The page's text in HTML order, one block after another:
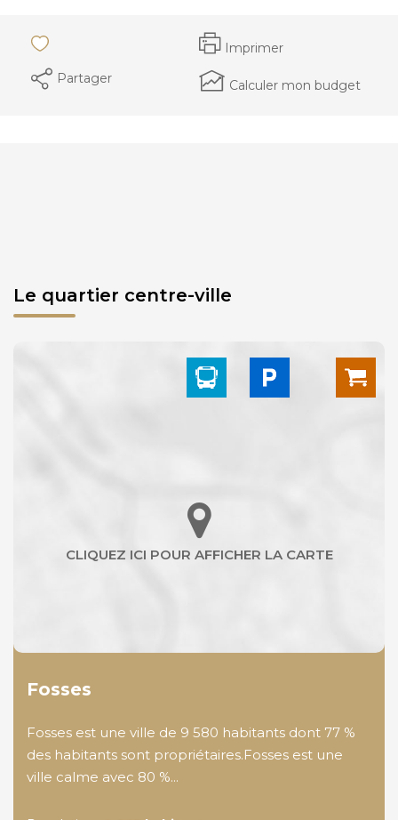
Imprimer
Partager
Calculer mon budget
Le quartier centre-ville
Fosses
Fosses est une ville de 9 580 habitants dont 77 %
des habitants sont propriétaires.Fosses est une
ville calme avec 80 %...